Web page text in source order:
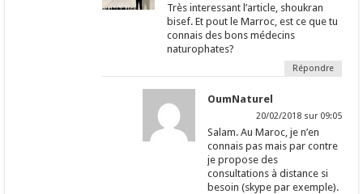
Très interessant l’article, shoukran
bisef. Et pout le Marroc, est ce que tu
connais des bons médecins
naturophates?
Répondre
OumNaturel
20/02/2018 sur 09:05
Salam. Au Maroc, je n’en
connais pas mais par contre
je propose des
consultations à distance si
besoin (skype par exemple).